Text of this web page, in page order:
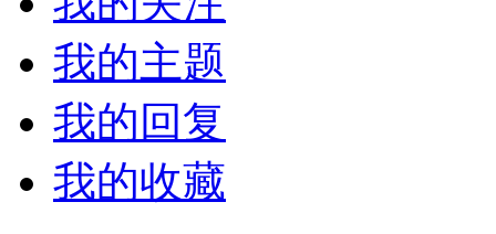
我的主题
我的回复
我的收藏